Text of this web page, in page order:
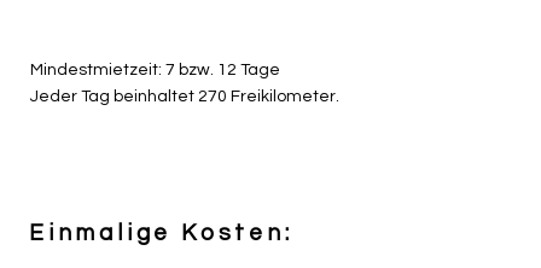
Mindestmietzeit: 7 bzw. 12 Tage
Jeder Tag beinhaltet 270 Freikilometer.
Einmalige Kosten: